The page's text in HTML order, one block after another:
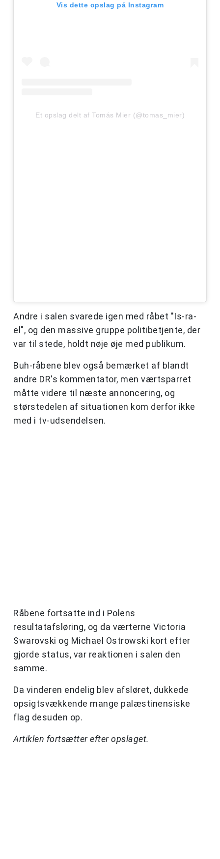
Vis dette opslag på Instagram
Et opslag delt af Tomás Mier (@tomas_mier)
Andre i salen svarede igen med råbet "Is-ra-
el", og den massive gruppe politibetjente, der
var til stede, holdt nøje øje med publikum.
Buh-råbene blev også bemærket af blandt
andre DR's kommentator, men værtsparret
måtte videre til næste annoncering, og
størstedelen af situationen kom derfor ikke
med i tv-udsendelsen.
Råbene fortsatte ind i Polens
resultatafsløring, og da værterne Victoria
Swarovski og Michael Ostrowski kort efter
gjorde status, var reaktionen i salen den
samme.
Da vinderen endelig blev afsløret, dukkede
opsigtsvækkende mange palæstinensiske
flag desuden op.
Artiklen fortsætter efter opslaget.